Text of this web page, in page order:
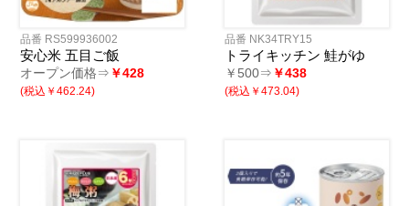
品番 RS599936002
安心米 五目ご飯
オープン価格⇒ ￥428
(税込￥462.24)
品番 NK34TRY15
トライキッチン 鮭がゆ
￥500⇒ ￥438
(税込￥473.04)